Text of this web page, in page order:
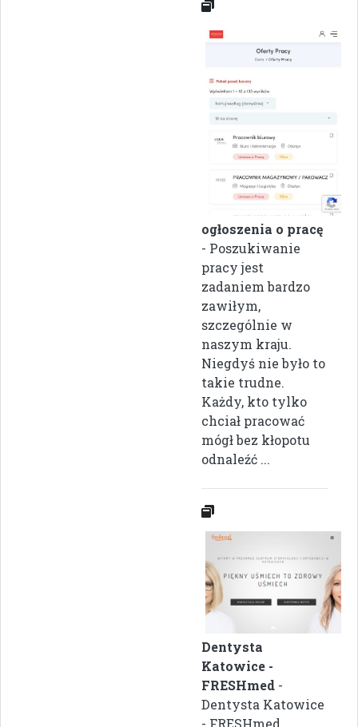
ogłoszenia o pracę
- Poszukiwanie
pracy jest
zadaniem bardzo
zawiłym,
szczególnie w
naszym kraju.
Niegdyś nie było to
takie trudne.
Każdy, kto tylko
chciał pracować
mógł bez kłopotu
odnaleźć ...
Dentysta
Katowice -
FRESHmed -
Dentysta Katowice
- FRESHmed...